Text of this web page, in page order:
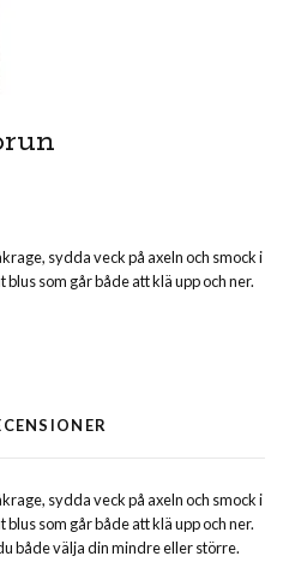
sydda veck på axeln och smock i
som går både att klä upp och ner.
sydda veck på axeln och smock i
som går både att klä upp och ner.
både välja din mindre eller större.